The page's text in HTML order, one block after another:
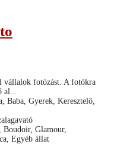
vállalok fotózást. A fotókra
Baba, Gyerek, Keresztelő,
Glamour,
Egyéb állat